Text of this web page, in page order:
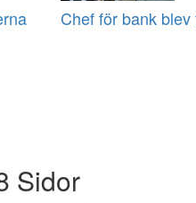
Chef för bank blev
Sidor